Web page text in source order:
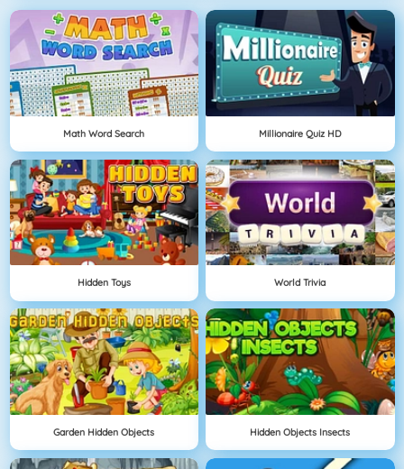
Math Word Search Millionaire Quiz HD
Hidden Toys World Trivia
Garden Hidden Objects Hidden Objects Insects